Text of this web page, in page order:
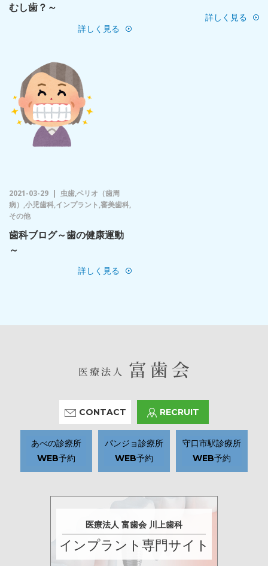
むし歯？～
詳しく見る
詳しく見る
2021-03-29
虫歯,ペリオ（歯周
病）,小児歯科,インプラント,審美歯科,
その他
歯科ブログ～歯の健康運動
～
詳しく見る
CONTACT RECRUIT
あべの診療所
WEB予約
パンジョ診療所
WEB予約
守口市駅診療所
WEB予約
医療法人 富歯会 川上歯科
インプラント専門サイト